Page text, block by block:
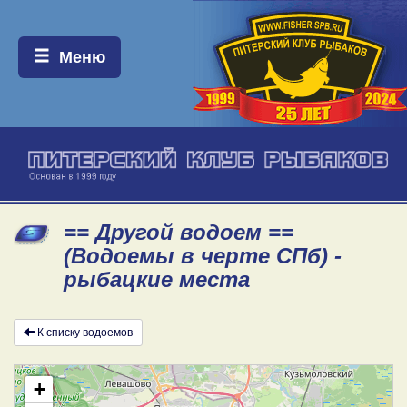
Меню:
Меню
== Другой водоем ==
(Водоемы в черте СПб) -
рыбацкие места
К списку водоемов
+